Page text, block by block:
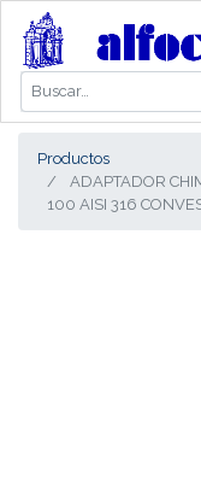
Productos
ADAPTADOR
100 AISI 316